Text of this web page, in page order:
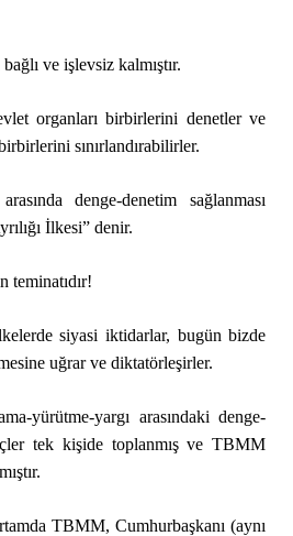
ve işlevsiz kalmıştır.
organları birbirlerini denetler ve
sınırlandırabilirler.
denge-denetim sağlanması
İlkesi” denir.
teminatıdır!
siyasi iktidarlar, bugün bizde
uğrar ve diktatörleşirler.
yürütme-yargı arasındaki denge-
tek kişide toplanmış ve TBMM
TBMM, Cumhurbaşkanı (aynı